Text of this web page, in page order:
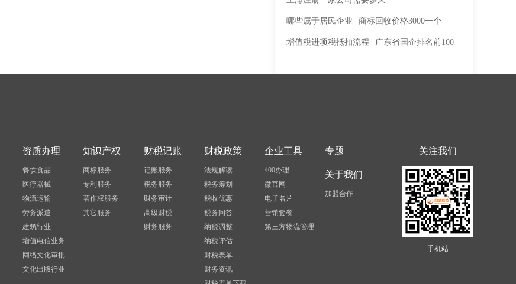
哪些属于居民企业 商标回收价格3000一个
增值税进项税抵扣流程 广东省国企排名前100
资质办理
餐饮食品
医疗器械
物流运输
劳务派遣
建筑行业
增值电信业务
网络文化审批
文化出版行业
知识产权
商标服务
专利服务
著作权服务
其它服务
财税记账
记账服务
税务服务
财务审计
高级财税
财务服务
财税政策
法规解读
税务筹划
税收优惠
税务问答
纳税调整
纳税评估
财税表单
财务资讯
企业工具
400办理
微官网
电子名片
营销套餐
第三方物流管理
专题
关于我们
加盟合作
关注我们
手机站